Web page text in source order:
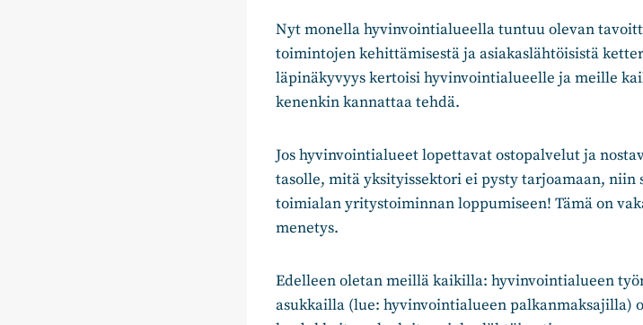
Nyt monella hyvinvointialueella tuntuu olevan
toimintojen kehittämisestä ja asiakaslähtöisistä
läpinäkyvyys kertoisi hyvinvointialueelle ja meille
kenenkin kannattaa tehdä.
Jos hyvinvointialueet lopettavat ostopalvelut ja
tasolle, mitä yksityissektori ei pysty tarjoamaan, niin
toimialan yritystoiminnan loppumiseen! Tämä on
menetys.
Edelleen oletan meillä kaikilla: hyvinvointialueen
asukkailla (lue: hyvinvointialueen palkanmaksajilla)